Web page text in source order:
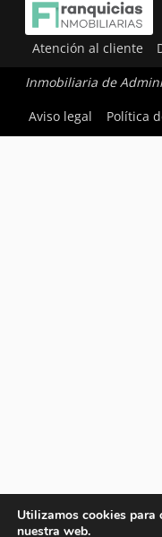
Atención al cliente
Inmobiliaria de
Aviso legal
Política
Utilizamos cookies para
nuestra web.